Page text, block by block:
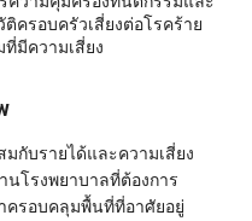
ครอบครัวเสี่ยงต่อโรคร้าย
มีความเสี่ยง
กับรายได้และความเสี่ยง
นโรงพยาบาลที่ต้องการ
ครอบคลุมพื้นที่ที่อาศัยอยู่